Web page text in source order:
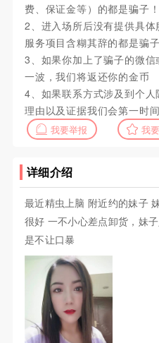
费、保证金等）的都是骗子！
2、进入场所后没有提供具
服务项目含糊其辞的都是骗子
3、如果你加上了骗子的微
一波，我们将返还你的金币
4、如果联系方式涉及到个
理由以及证据我们会第一时间
我要举报 我
详细介绍
最近精虫上脑 附近约的妹子
很好 一不小心差点卸货，妹
是不让口暴